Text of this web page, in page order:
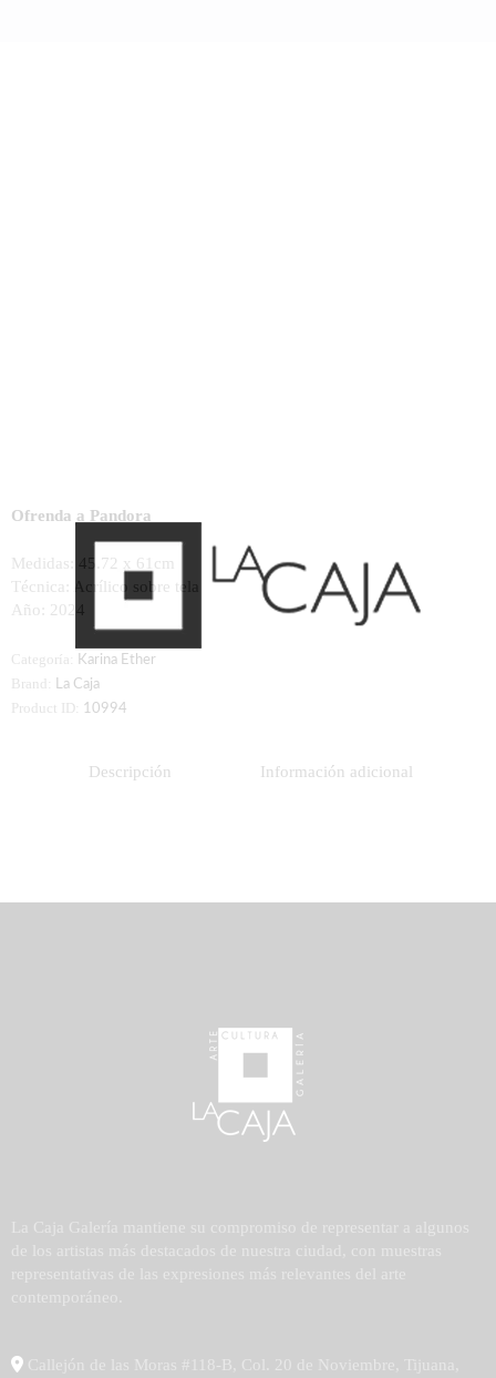
Ofrenda a Pandora
Medidas: 45.72 x 61cm
Técnica: Acrílico sobre tela
Año: 2024
Categoría: Karina Ether
Brand: La Caja
Product ID: 10994
Descripción Información adicional